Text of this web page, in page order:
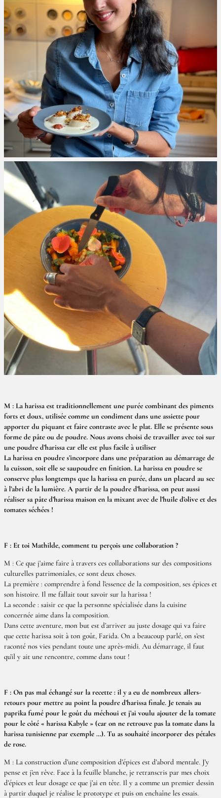
M : La harissa est traditionnellement une purée combinant des piments
forts et doux, utilisée comme un condiment dans une assiette pour
apporter du piquant et faire contraste avec le plat. Elle se présente sous
forme de pâte ou de poudre. Nous avons choisi de travailler avec toi sur
une poudre d’harissa car elle est plus facile à utiliser
La harissa en poudre s’incorpore dans une préparation au démarrage de
la cuisson, soit elle se saupoudre en finition. La harissa en poudre se
conserve plus longtemps que la harissa en purée, dans un placard au sec
à l’abri de la lumière. A partir de la poudre d’harissa, on peut aussi
réaliser sa pâte d’harissa maison en la mixant avec de l’huile d’olive et des
tomates séchées !
F : Et toi Mathilde, comment tu perçois une collaboration ?
M : Ce que j’aime faire à travers ces collaborations sur des compositions
culturelles patrimoniales, ce sont deux choses.
La première : comprendre à fond l’essence de la composition, ses épices et
son histoire. Il me fallait tout savoir sur la harissa !
La seconde : saisir ce que la personne spécialisée dans la cuisine
concernée aime dans la composition.
Dans cette aventure, mon but est d’arriver au juste dosage qui va faire
que cette harissa soit à ton goût, Farida. On a beaucoup parlé, on s’est
raconté nos vies pendant toute une après-midi. Au démarrage, il faut
qu’il y ait une rencontre, comme dans tout !
F : On pas mal échangé sur la recette : il y a eu de nombreux allers-
retours pour mettre au point la poudre d’harissa finale. Je tenais au
paprika fumé pour le goût du méchoui et j’ai voulu ajouter de la tomate
pour le côté « harissa Kabyle » (car on ne retrouve pas la tomate dans la
harissa tunisienne par exemple …). Tu as souhaité incorporer des pétales
de rose.
M : La construction d’une composition d’épices est d’abord mentale. J’y
pense et j’en rêve. Face à la feuille blanche, je retranscris par mes choix
d’épices et leur dosage ce que j’ai en tête. Il y a comme un premier dessin
à partir duquel je réalise le prototype et puis on enchaîne les essais.